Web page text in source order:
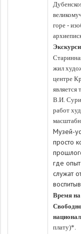
горе -
жил
центре
является
В.И.
работ
Музей-
просто
где опыт
служат
Время на
плату)*.